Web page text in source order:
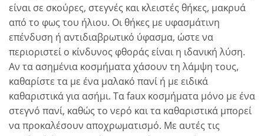
είναι σε σκούρες, στεγνές και κλειστές θήκες, μακρυά
από το φως του ήλιου. Οι θήκες με υφασμάτινη
επένδυση ή αντιδιαβρωτικό ύφασμα, ώστε να
περιοριστεί ο κίνδυνος φθοράς είναι η ιδανική λύση.
Αν τα ασημένια κοσμήματα χάσουν τη λάμψη τους,
καθαρίστε τα με ένα μαλακό πανί ή με ειδικά
καθαριστικά για ασήμι. Τα faux κοσμήματα μόνο με ένα
στεγνό πανί, καθώς το νερό και τα καθαριστικά μπορεί
να προκαλέσουν αποχρωματισμό. Με αυτές τις